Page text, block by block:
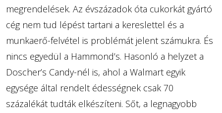
megrendelések. Az évszázadok óta cukorkát gyártó
cég nem tud lépést tartani a kereslettel és a
munkaerő-felvétel is problémát jelent számukra. És
nincs egyedül a Hammond’s. Hasonló a helyzet a
Doscher’s Candy-nél is, ahol a Walmart egyik
egysége által rendelt édességnek csak 70
százalékát tudták elkészíteni. Sőt, a legnagyobb